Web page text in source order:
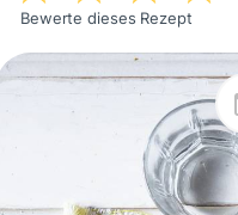
Bewerte dieses Rezept